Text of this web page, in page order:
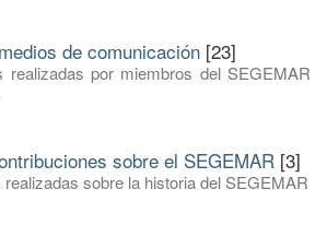
de comunicación [23]
realizadas por miembros del SEGEMAR
sobre el SEGEMAR [3]
sobre la historia del SEGEMAR